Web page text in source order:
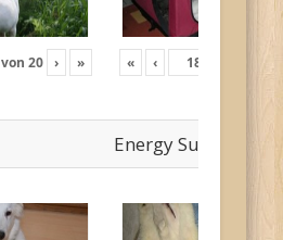
von 20 › » « ‹
Energy Sunny